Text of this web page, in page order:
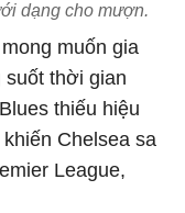
dạng cho mượn.
muốn gia
suốt thời gian
thiếu hiệu
Chelsea sa
League,